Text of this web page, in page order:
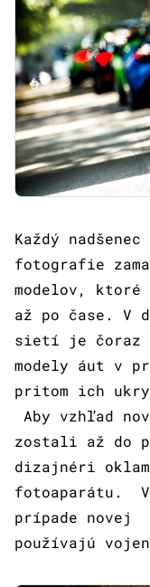
Každý
fotografie
modelov,
až po čase. V
sietí je čoraz
modely áut v
pritom ich
Aby vzhľad
zostali až do
dizajnéri
fotoaparátu.
prípade novej
používajú